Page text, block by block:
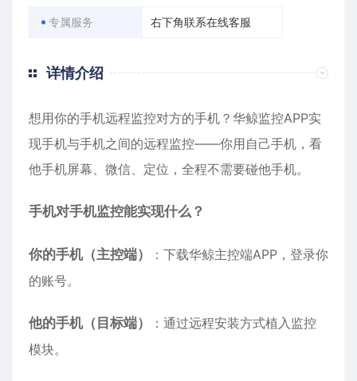
专属服务 右下角联系在线客服
详情介绍
想用你的手机远程监控对方的手机？华鲸监控APP实
现手机与手机之间的远程监控——你用自己手机，看
他手机屏幕、微信、定位，全程不需要碰他手机。
手机对手机监控能实现什么？
你的手机（主控端）
：下载华鲸主控端APP，登录你
的账号。
他的手机（目标端）
：通过远程安装方式植入监控
模块。